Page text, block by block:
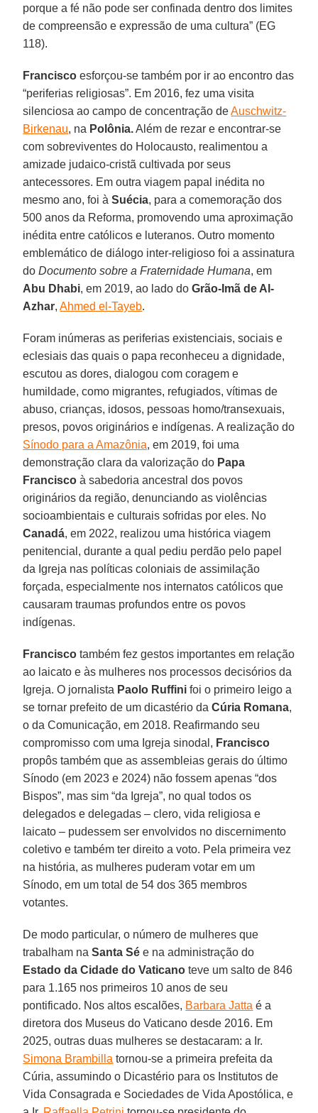
porque a fé não pode ser confinada dentro dos limites
de compreensão e expressão de uma cultura” (EG
118).
Francisco esforçou-se também por ir ao encontro das
“periferias religiosas”. Em 2016, fez uma visita
silenciosa ao campo de concentração deAuschwitz-
Birkenau, na Polônia.Além de rezar e encontrar-se
com sobreviventes do Holocausto, realimentou a
amizade judaico-cristã cultivada por seus
antecessores. Em outra viagem papal inédita no
mesmo ano, foi àSuécia, para a comemoração dos
500 anos da Reforma, promovendo uma aproximação
inédita entre católicos e luteranos. Outro momento
emblemático de diálogo inter-religioso foi a assinatura
doDocumento sobre a Fraternidade Humana, em
Abu Dhabi, em 2019, ao lado doGrão-Imã de Al-
Azhar,Ahmed el-Tayeb.
Foram inúmeras as periferias existenciais, sociais e
eclesiais das quais o papa reconheceu a dignidade,
escutou as dores, dialogou com coragem e
humildade, como migrantes, refugiados, vítimas de
abuso, crianças, idosos, pessoas homo/transexuais,
presos, povos originários e indígenas. A realização do
Sínodo para a Amazônia, em 2019, foi uma
demonstração clara da valorização do Papa
Francisco à sabedoria ancestral dos povos
originários da região, denunciando as violências
socioambientais e culturais sofridas por eles. No
Canadá, em 2022, realizou uma histórica viagem
penitencial, durante a qual pediu perdão pelo papel
da Igreja nas políticas coloniais de assimilação
forçada, especialmente nos internatos católicos que
causaram traumas profundos entre os povos
indígenas.
Francisco também fez gestos importantes em relação
ao laicato e às mulheres nos processos decisórios da
Igreja. O jornalista Paolo Ruffini foi o primeiro leigo a
se tornar prefeito de um dicastério daCúria Romana,
o da Comunicação, em 2018. Reafirmando seu
compromisso com uma Igreja sinodal, Francisco
propôs também que as assembleias gerais do último
Sínodo (em 2023 e 2024) não fossem apenas “dos
Bispos”, mas sim “da Igreja”, no qual todos os
delegados e delegadas – clero, vida religiosa e
laicato – pudessem ser envolvidos no discernimento
coletivo e também ter direito a voto. Pela primeira vez
na história, as mulheres puderam votar em um
Sínodo, em um total de 54 dos 365 membros
votantes.
De modo particular, o número de mulheres que
trabalham naSanta Sé e na administração do
Estado da Cidade do Vaticano teve um salto de 846
para 1.165 nos primeiros 10 anos de seu
pontificado. Nos altos escalões, Barbara Jatta é a
diretora dos Museus do Vaticano desde 2016. Em
2025, outras duas mulheres se destacaram: a Ir.
Simona Brambilla tornou-se a primeira prefeita da
Cúria, assumindo o Dicastério para os Institutos de
Vida Consagrada e Sociedades de Vida Apostólica, e